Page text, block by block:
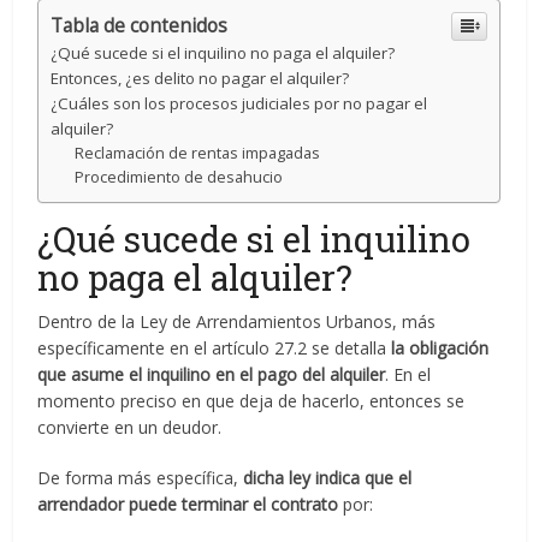
Tabla de contenidos
¿Qué sucede si el inquilino no paga el alquiler?
Entonces, ¿es delito no pagar el alquiler?
¿Cuáles son los procesos judiciales por no pagar el
alquiler?
Reclamación de rentas impagadas
Procedimiento de desahucio
¿Qué sucede si el inquilino
no paga el alquiler?
Dentro de la Ley de Arrendamientos Urbanos, más
específicamente en el artículo 27.2 se detalla la obligación
que asume el inquilino en el pago del alquiler. En el
momento preciso en que deja de hacerlo, entonces se
convierte en un deudor.
De forma más específica,dicha ley indica que el
arrendador puede terminar el contrato por: